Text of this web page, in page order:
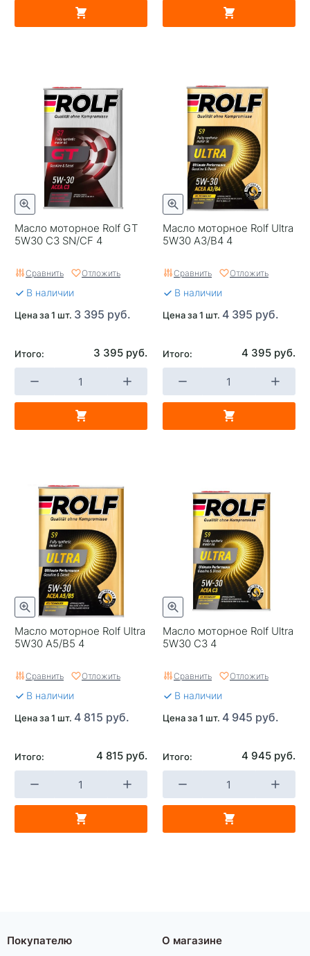
Масло моторное Rolf GT
5W30 C3 SN/CF 4
Сравнить Отложить
В наличии
Цена за 1 шт. 3 395 руб.
Итого: 3 395 руб.
Масло моторное Rolf Ultra
5W30 A3/B4 4
Сравнить Отложить
В наличии
Цена за 1 шт. 4 395 руб.
Итого: 4 395 руб.
Масло моторное Rolf Ultra
5W30 A5/B5 4
Сравнить Отложить
В наличии
Цена за 1 шт. 4 815 руб.
Итого: 4 815 руб.
Масло моторное Rolf Ultra
5W30 C3 4
Сравнить Отложить
В наличии
Цена за 1 шт. 4 945 руб.
Итого: 4 945 руб.
Покупателю О магазине